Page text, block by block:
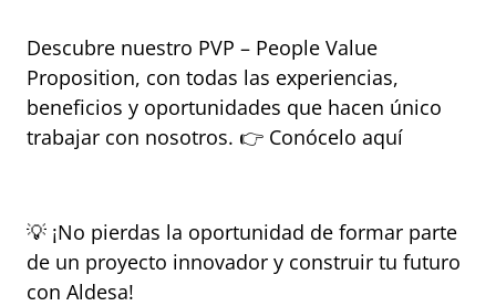
Descubre nuestro PVP – People Value
Proposition, con todas las experiencias,
beneficios y oportunidades que hacen único
trabajar con nosotros. 👉 Conócelo aquí
💡 ¡No pierdas la oportunidad de formar parte
de un proyecto innovador y construir tu futuro
con Aldesa!